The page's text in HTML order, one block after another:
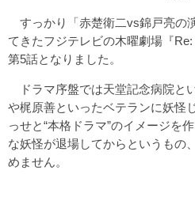
すっかり「赤楚衛二vs錦戸亮の
てきたフジテレビの木曜劇場『
第5話となりました。
ドラマ序盤では天堂記念病院と
や梶原善といったベテランに妖怪
っせと“本格ドラマ”のイメージを
な妖怪が退場してからというもの
めません。